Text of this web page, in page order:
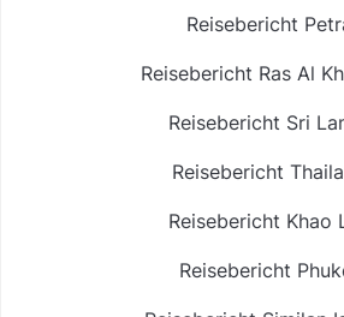
Reisebericht
Reisebericht Ras Al
Reisebericht Sri
Reisebericht
Reisebericht Khao
Reisebericht